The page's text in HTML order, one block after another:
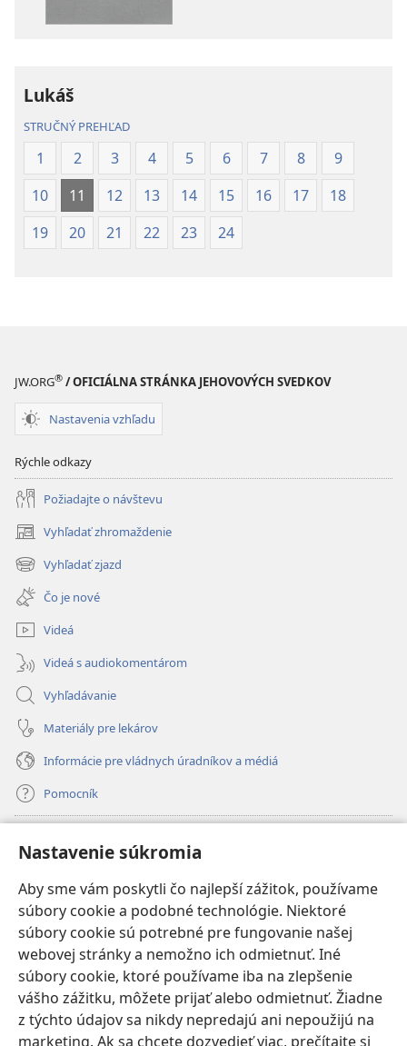
Nastavenie súkromia
Aby sme vám poskytli čo najlepší zážitok, používame
súbory cookie a podobné technológie. Niektoré
súbory cookie sú potrebné pre fungovanie našej
webovej stránky a nemožno ich odmietnuť. Iné
súbory cookie, ktoré používame iba na zlepšenie
vášho zážitku, môžete prijať alebo odmietnuť. Žiadne
z týchto údajov sa nikdy nepredajú ani nepoužijú na
marketing. Ak sa chcete dozvedieť viac, prečítajte si
Lukáš
STRUČNÝ PREHĽAD
1 2 3 4 5 6 7 8
9
10
11 12 13 14 15 16 17
18
19
20 21 22 23 24
JW.ORG® / OFICIÁLNA STRÁNKA JEHOVOVÝCH SVEDKOV
Nastavenia vzhľadu
Rýchle odkazy
Požiadajte o návštevu
Vyhľadať zhromaždenie
(otvorí
nové
okno)
Vyhľadať zjazd
(otvorí
nové
okno)
Čo je nové
Videá
Videá s audiokomentárom
Vyhľadávanie
Materiály pre lekárov
Informácie pre vládnych úradníkov a médiá
Pomocník
(otvorí
nové
okno)
INTERNETOVÁ KNIŽNICA Strážnej veže
(otvorí
nové
okno)JW Hub ®
(otvorí
nové
okno)JW Library
Watchtower Library